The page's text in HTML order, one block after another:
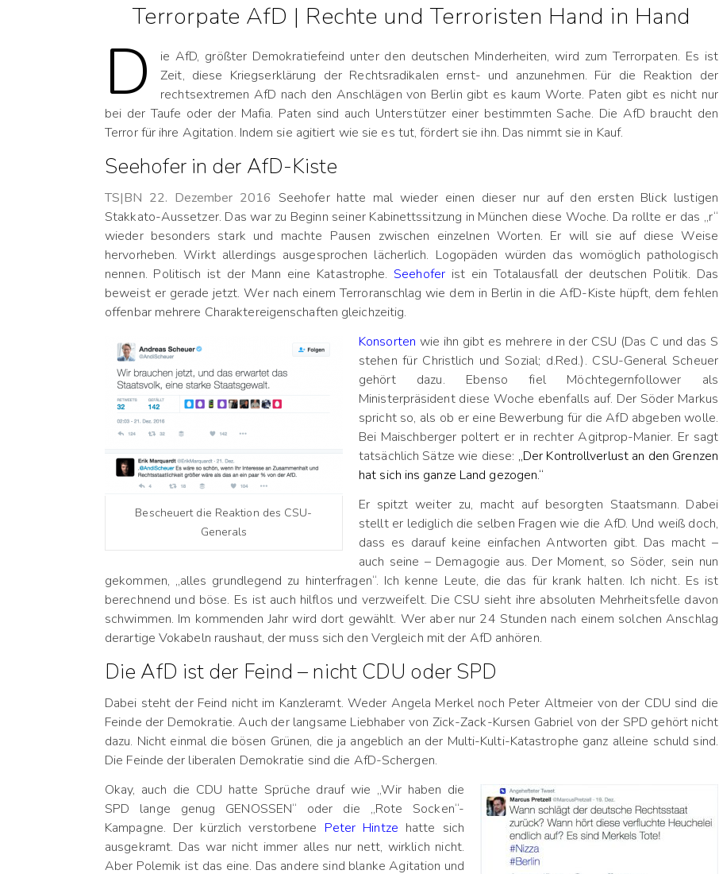
Terrorpate AfD | Rechte und Terroristen Hand in Hand
D
ie AfD, größter Demokratiefeind unter den deutschen Minderheiten, wird zum Terrorpaten. Es ist
Zeit, diese Kriegserklärung der Rechtsradikalen ernst- und anzunehmen. Für die Reaktion der
rechtsextremen AfD nach den Anschlägen von Berlin gibt es kaum Worte. Paten gibt es nicht nur
bei der Taufe oder der Mafia. Paten sind auch Unterstützer einer bestimmten Sache. Die AfD braucht den
Terror für ihre Agitation. Indem sie agitiert wie sie es tut, fördert sie ihn. Das nimmt sie in Kauf.
Seehofer in der AfD-Kiste
TS|BN 22. Dezember 2016 Seehofer hatte mal wieder einen dieser nur auf den ersten Blick lustigen
Stakkato-Aussetzer. Das war zu Beginn seiner Kabinettssitzung in München diese Woche. Da rollte er das „r“
wieder besonders stark und machte Pausen zwischen einzelnen Worten. Er will sie auf diese Weise
hervorheben. Wirkt allerdings ausgesprochen lächerlich. Logopäden würden das womöglich pathologisch
nennen. Politisch ist der Mann eine Katastrophe.Seehoferist ein Totalausfall der deutschen Politik. Das
beweist er gerade jetzt. Wer nach einem Terroranschlag wie dem in Berlin in die AfD-Kiste hüpft, dem fehlen
offenbar mehrere Charaktereigenschaften gleichzeitig.
Bescheuert die Reaktion des CSU-
Generals
Konsorten wie ihn gibt es mehrere in der CSU (Das C und das S
stehen für Christlich und Sozial; d.Red.). CSU-General Scheuer
gehört dazu. Ebenso fiel Möchtegernfollower als
Ministerpräsident diese Woche ebenfalls auf. Der Söder Markus
spricht so, als ob er eine Bewerbung für die AfD abgeben wolle.
Bei Maischberger poltert er in rechter Agitprop-Manier. Er sagt
tatsächlich Sätze wie diese: „Der Kontrollverlust an den Grenzen
hat sich ins ganze Land gezogen.“
Er spitzt weiter zu, macht auf besorgten Staatsmann. Dabei
stellt er lediglich die selben Fragen wie die AfD. Und weiß doch,
dass es darauf keine einfachen Antworten gibt. Das macht –
auch seine – Demagogie aus. Der Moment, so Söder, sein nun
gekommen, „alles grundlegend zu hinterfragen“. Ich kenne Leute, die das für krank halten. Ich nicht. Es ist
berechnend und böse. Es ist auch hilflos und verzweifelt. Die CSU sieht ihre absoluten Mehrheitsfelle davon
schwimmen. Im kommenden Jahr wird dort gewählt. Wer aber nur 24 Stunden nach einem solchen Anschlag
derartige Vokabeln raushaut, der muss sich den Vergleich mit der AfD anhören.
Die AfD ist der Feind – nicht CDU oder SPD
Dabei steht der Feind nicht im Kanzleramt. Weder Angela Merkel noch Peter Altmeier von der CDU sind die
Feinde der Demokratie. Auch der langsame Liebhaber von Zick-Zack-Kursen Gabriel von der SPD gehört nicht
dazu. Nicht einmal die bösen Grünen, die ja angeblich an der Multi-Kulti-Katastrophe ganz alleine schuld sind.
Die Feinde der liberalen Demokratie sind die AfD-Schergen.
Okay, auch die CDU hatte Sprüche drauf wie „Wir haben die
SPD lange genug GENOSSEN“ oder die „Rote Socken“-
Kampagne. Der kürzlich verstorbene Peter Hintze hatte sich
ausgekramt. Das war nicht immer alles nur nett, wirklich nicht.
Aber Polemik ist das eine. Das andere sind blanke Agitation und